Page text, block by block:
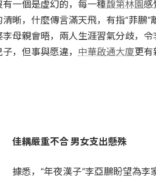
有一個是虛幻的，每一種馥第林園感
清晰，什麼傳言滿天飛，有指“菲鵬
李母親會晤，兩人生涯習氣分歧，
子，但事與愿違， 中華啟通大廈更有
佳耦嚴重不合 男女支出懸殊
悉，“年夜漢子”李亞鵬盼望為李